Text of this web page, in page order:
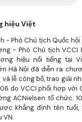
hiệu Việt
- Phó Chủ tịch Quốc
- Phó Chủ tịch
hiệu nổi tiếng tại
Hà Nội đã diễn ra
lễ công bố, trao giải
do VCCI phối hợp với
ACNielsen tổ chức.
khẳng định tên
VN.